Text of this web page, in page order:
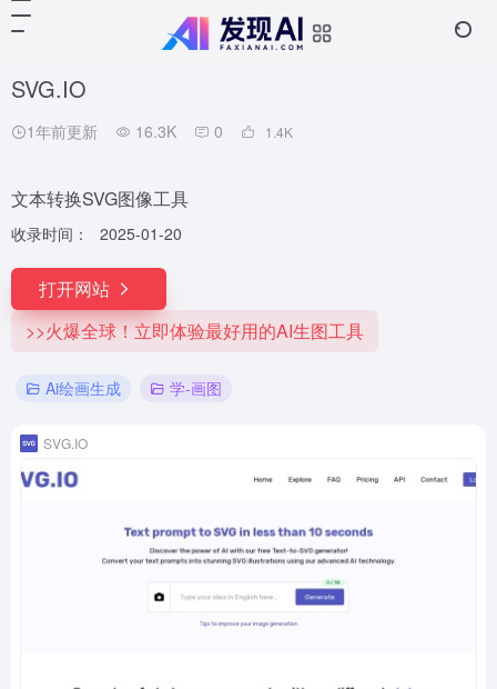
SVG.IO
1年前更新 16.3K 0 1.4K
文本转换SVG图像工具
收录时间： 2025-01-20
打开网站
>>火爆全球！立即体验最好用的AI生图工具
Ai绘画生成 学-画图
SVG.IO